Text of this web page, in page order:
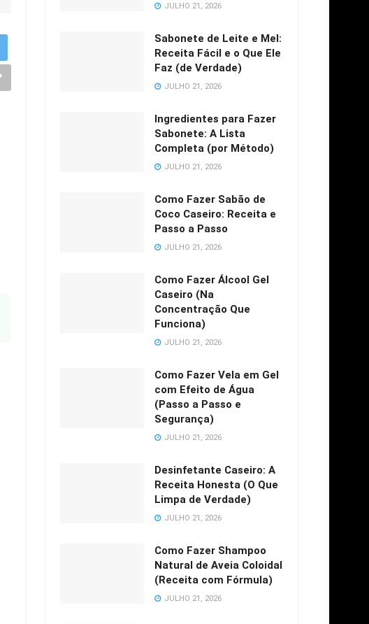
JULHO 21, 2026
Sabonete de Leite e Mel:
Receita Fácil e o Que Ele
Faz (de Verdade)
JULHO 21, 2026
Ingredientes para Fazer
Sabonete: A Lista
Completa (por Método)
JULHO 21, 2026
Como Fazer Sabão de
Coco Caseiro: Receita e
Passo a Passo
JULHO 21, 2026
Como Fazer Álcool Gel
Caseiro (Na
Concentração Que
Funciona)
JULHO 21, 2026
Como Fazer Vela em Gel
com Efeito de Água
(Passo a Passo e
Segurança)
JULHO 21, 2026
Desinfetante Caseiro: A
Receita Honesta (O Que
Limpa de Verdade)
JULHO 21, 2026
Como Fazer Shampoo
Natural de Aveia Coloidal
(Receita com Fórmula)
JULHO 21, 2026